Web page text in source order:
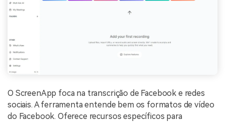
O ScreenApp foca na transcrição de Facebook e redes
sociais. A ferramenta entende bem os formatos de vídeo
do Facebook. Oferece recursos específicos para